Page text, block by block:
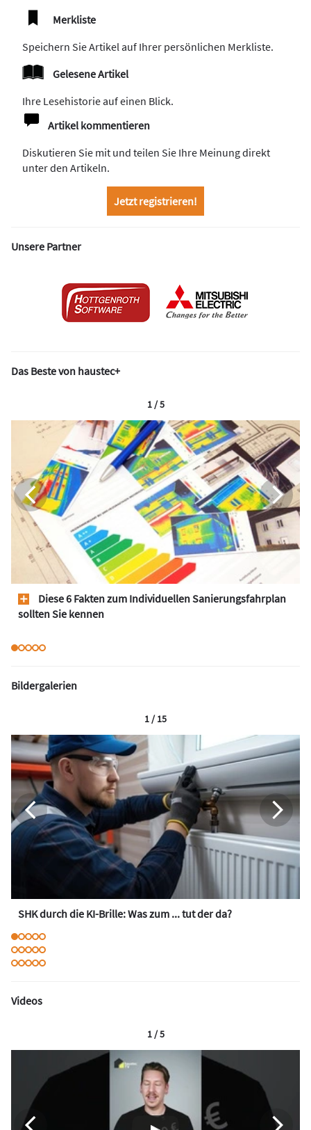
Merkliste
Speichern Sie Artikel auf Ihrer persönlichen Merkliste.
Gelesene Artikel
Ihre Lesehistorie auf einen Blick.
Artikel kommentieren
Diskutieren Sie mit und teilen Sie Ihre Meinung direkt
unter den Artikeln.
Jetzt registrieren!
Unsere Partner
Das Beste von haustec+
Diese 6 Fakten zum Individuellen Sanierungsfahrplan
sollten Sie kennen
1 / 5
Bildergalerien
SHK durch die KI-Brille: Was zum ... tut der da?
1 / 15
Videos
1 / 5